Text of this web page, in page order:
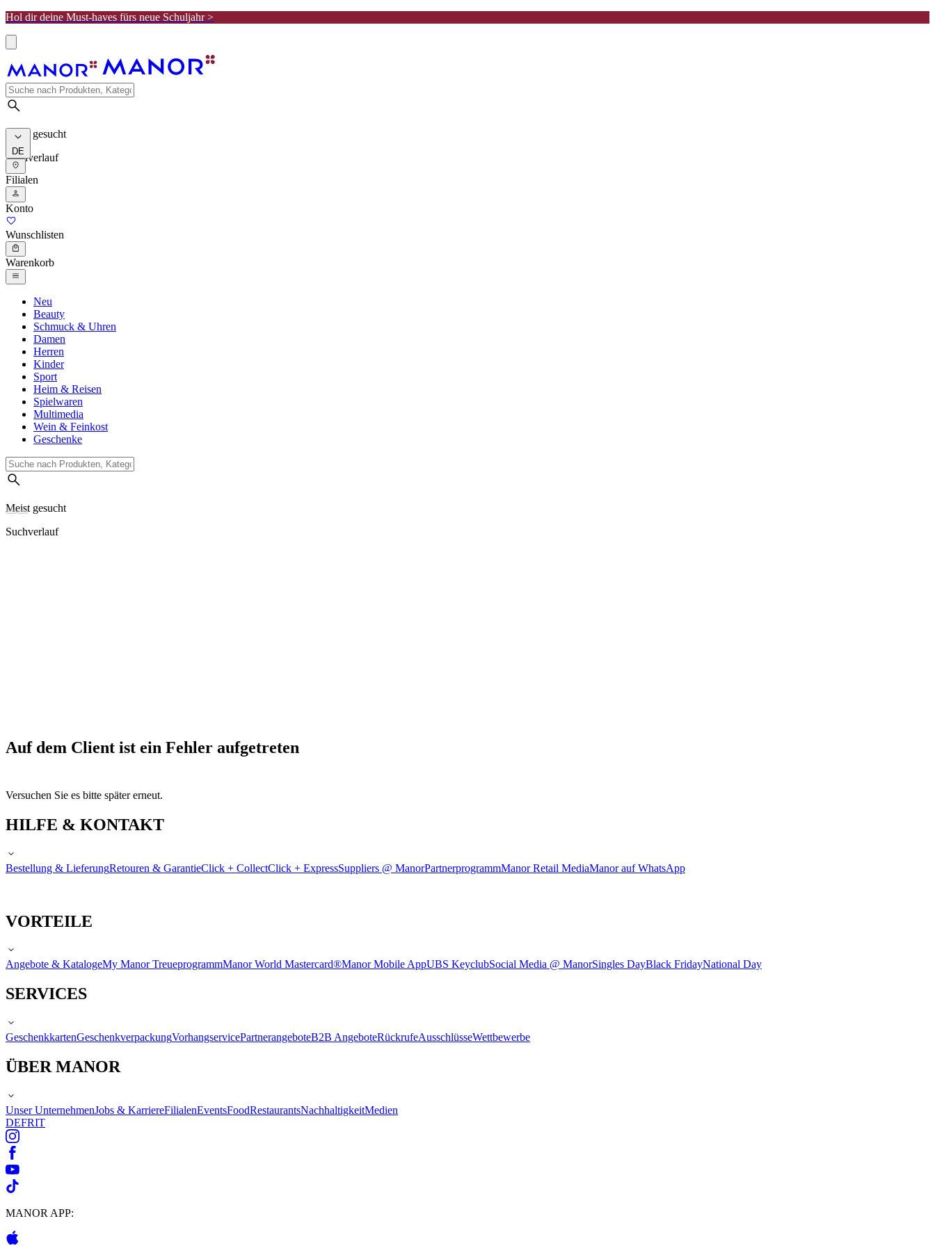
Hol dir deine Must-haves fürs neue Schuljahr >
Meist gesucht
Suchverlauf
DE
Filialen
Konto
Wunschlisten
Warenkorb
Neu
Beauty
Schmuck & Uhren
Damen
Herren
Kinder
Sport
Heim & Reisen
Spielwaren
Multimedia
Wein & Feinkost
Geschenke
Meist gesucht
Suchverlauf
Auf dem Client ist ein Fehler aufgetreten
Versuchen Sie es bitte später erneut.
HILFE & KONTAKT
Bestellung & LieferungRetouren & GarantieClick + CollectClick + ExpressSuppliers @ ManorPartnerprogrammManor Retail MediaManor auf WhatsApp
VORTEILE
Angebote & KatalogeMy Manor TreueprogrammManor World Mastercard®Manor Mobile AppUBS KeyclubSocial Media @ ManorSingles DayBlack FridayNational Day
SERVICES
GeschenkkartenGeschenkverpackungVorhangservicePartnerangeboteB2B AngeboteRückrufeAusschlüsseWettbewerbe
ÜBER MANOR
Unser UnternehmenJobs & KarriereFilialenEventsFoodRestaurantsNachhaltigkeitMedien
DEFRIT
MANOR APP: